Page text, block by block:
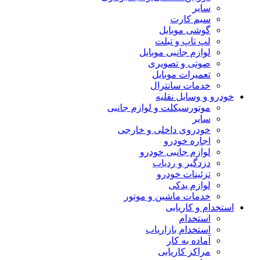
سایر
سیم کارت
گوشی موبایل
لپ تاپ و تبلت
لوازم جانبی موبایل
صوتی و تصویری
تعمیرات موبایل
خدمات سانترال
خودرو و وسایل نقلیه
موتورسیکلت و لوازم جانبی
سایر
خودروی داخلی و خارجی
اجاره خودرو
لوازم جانبی خودرو
دزدگیر و ردیاب
تزئینات خودرو
لوازم یدکی
خدمات ماشین و موتور
استخدام و کاریابی
استخدام
استخدام بازاریاب
آماده به کار
مراکز کاریابی